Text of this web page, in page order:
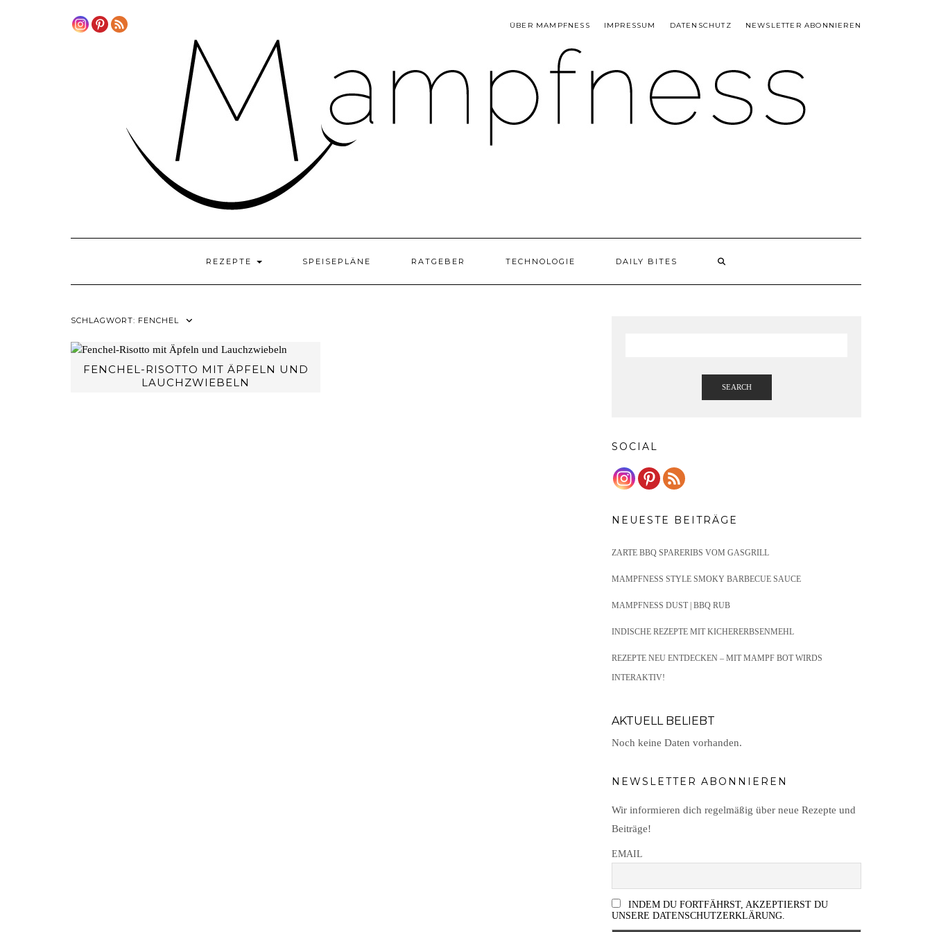
ÜBER MAMPFNESS IMPRESSUM DATENSCHUTZ NEWSLETTER ABONNIEREN
REZEPTE SPEISEPLÄNE RATGEBER TECHNOLOGIE DAILY BITES
SCHLAGWORT: FENCHEL
FENCHEL-RISOTTO MIT ÄPFELN UND
LAUCHZWIEBELN
SEARCH
SOCIAL
NEUESTE BEITRÄGE
ZARTE BBQ SPARERIBS VOM GASGRILL
MAMPFNESS STYLE SMOKY BARBECUE SAUCE
MAMPFNESS DUST | BBQ RUB
INDISCHE REZEPTE MIT KICHERERBSENMEHL
REZEPTE NEU ENTDECKEN – MIT MAMPF BOT WIRDS
INTERAKTIV!
AKTUELL BELIEBT
Noch keine Daten vorhanden.
NEWSLETTER ABONNIEREN
Wir informieren dich regelmäßig über neue Rezepte und
Beiträge!
EMAIL
INDEM DU FORTFÄHRST, AKZEPTIERST DU
UNSERE DATENSCHUTZERKLÄRUNG.